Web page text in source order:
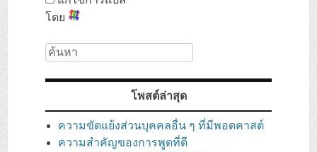
โดย
ค้นหา
โพสต์ล่าสุด
ความขัดแย้งส่วนบุคคลอื่น ๆ ที่มีพอดคาสต์
ความสำคัญของการพูดที่ดี